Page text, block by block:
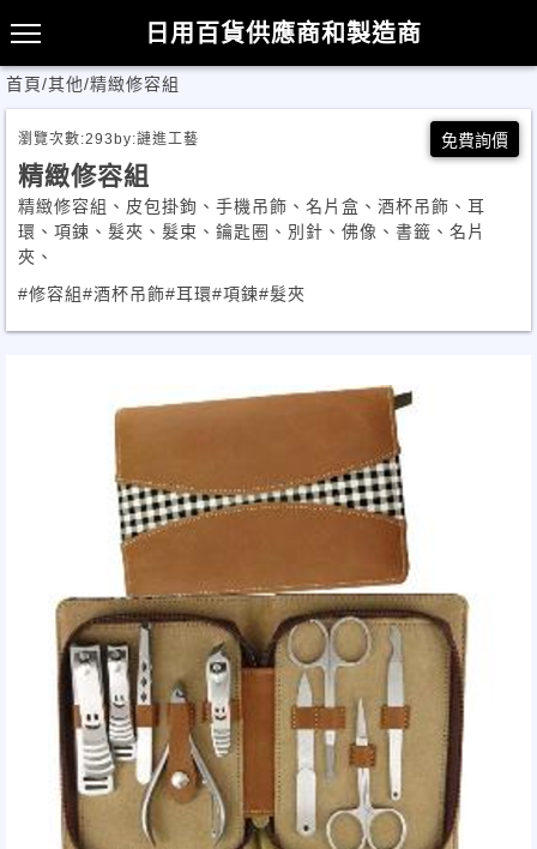
日用百貨供應商和製造商
首頁/其他/精緻修容組
瀏覽次數:293 by:謰進工藝 免費詢價
精緻修容組
精緻修容組、皮包掛鉤、手機吊飾、名片盒、酒杯吊飾、耳
環、項鍊、髮夾、髮束、鑰匙圈、別針、佛像、書籤、名片
夾、
#修容組#酒杯吊飾#耳環#項鍊#髮夾